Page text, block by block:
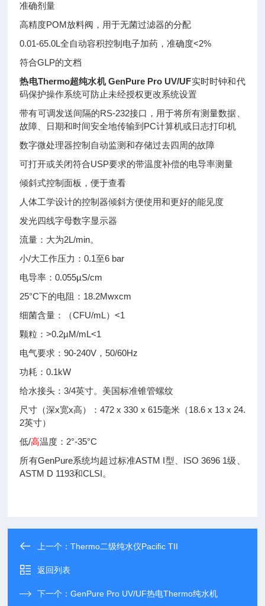
准确剂量
高精度POM放料阀，用于无菌过滤器的分配
0.01-65.0L全自动容积控制电子加药，准确度<2%
符合GLP的文档
热电Thermo超纯水机 GenPure Pro UV/UF实时时钟和代
码保护操作系统可防止未经授权更改系统设置
带有可调发送间隔的RS-232接口，用于将所有测量数据、
故障、日期和时间安全地传输到PC计算机或日志打印机
数字微处理器控制自动监测和存储过去四周的故障
可打开或关闭符合USP要求的带温度补偿的电导率测量
倾斜式控制面板，便于查看
人体工学设计的控制器倾斜方便使用和更好的能见度
发光四线字母数字显示器
流量：大为2L/min。
小/大工作压力：0.1至6 bar
电导率：0.055µS/cm
25°C下的电阻：18.2Mwxcm
细菌含量：（CFU/mL）<1
颗粒：>0.2µM/mL<1
电气要求：90-240V，50/60Hz
功耗：0.1kW
给水接头：3/4英寸。美国标准锥管螺纹
尺寸（深x宽x高）：472 x 330 x 615毫米（18.6 x 13 x 24.
2英寸）
低/高温度：2°-35°C
所有GenPure系统均超过标准ASTM I型、ISO 3696 1级、
ASTM D 1193和CLSI。
上一个：Thermo二级纯水仪Pacific TII
返回列表
下一个：GenPure Pro UV/UF热电Thermo纯水机